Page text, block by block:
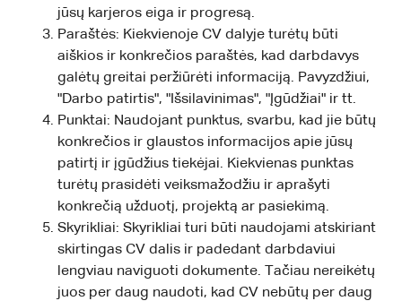
jūsų karjeros eiga ir progresą.
Paraštės: Kiekvienoje CV dalyje turėtų būti
aiškios ir konkrečios paraštės, kad darbdavys
galėtų greitai peržiūrėti informaciją. Pavyzdžiui,
"Darbo patirtis", "Išsilavinimas", "Įgūdžiai" ir tt.
Punktai: Naudojant punktus, svarbu, kad jie būtų
konkrečios ir glaustos informacijos apie jūsų
patirtį ir įgūdžius tiekėjai. Kiekvienas punktas
turėtų prasidėti veiksmažodžiu ir aprašyti
konkrečią užduotį, projektą ar pasiekimą.
Skyrikliai: Skyrikliai turi būti naudojami atskiriant
skirtingas CV dalis ir padedant darbdaviui
lengviau naviguoti dokumente. Tačiau nereikėtų
juos per daug naudoti, kad CV nebūtų per daug